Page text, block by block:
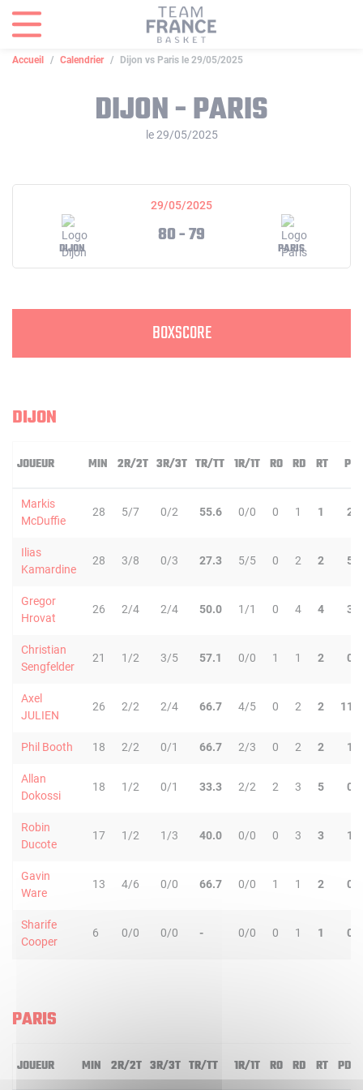
Accueil Calendrier Dijon vs Paris le 29/05/2025
DIJON - PARIS
le 29/05/2025
29/05/2025
DIJON
80 - 79
PARIS
BOXSCORE
DIJON
JOUEUR MIN 2R/2T 3R/3T TR/TT 1R/1T RO RD RT PD
Markis
McDuffie
28 5/7 0/2 55.6 0/0 0 1 1 2
Ilias
Kamardine
28 3/8 0/3 27.3 5/5 0 2 2 5
Gregor
Hrovat
26 2/4 2/4 50.0 1/1 0 4 4 3
Christian
Sengfelder
21 1/2 3/5 57.1 0/0 1 1 2 0
Axel
JULIEN
26 2/2 2/4 66.7 4/5 0 2 2 11
Phil Booth 18 2/2 0/1 66.7 2/3 0 2 2 1
Allan
Dokossi
18 1/2 0/1 33.3 2/2 2 3 5 0
Robin
Ducote
17 1/2 1/3 40.0 0/0 0 3 3 1
Gavin
Ware
13 4/6 0/0 66.7 0/0 1 1 2 0
Sharife
Cooper
6 0/0 0/0 - 0/0 0 1 1 0
PARIS
JOUEUR MIN 2R/2T 3R/3T TR/TT 1R/1T RO RD RT PD
Panneau de gestion des cookies